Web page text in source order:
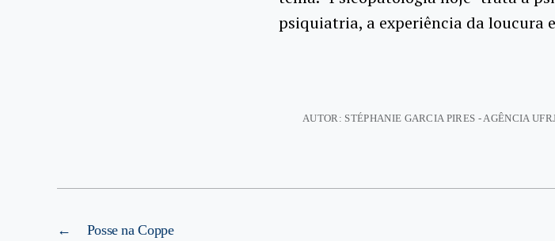
psiquiatria, a experiência da loucura
AUTOR: STÉPHANIE GARCIA PIRES - AGÊNCIA
← Posse na Coppe